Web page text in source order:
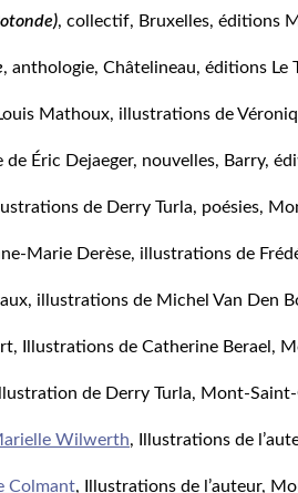
, collectif, Bruxelles, éditions
, anthologie, Châtelineau, éditions Le
Mathoux, illustrations de
de Éric Dejaeger, nouvelles, Barry,
de Derry Turla, poésies,
Marie Derèse, illustrations de
illustrations de Michel Van Den
Illustrations de Catherine Berael,
de Derry Turla, Mont-
Wilwerth, Illustrations de
Colmant, Illustrations de l’auteur,